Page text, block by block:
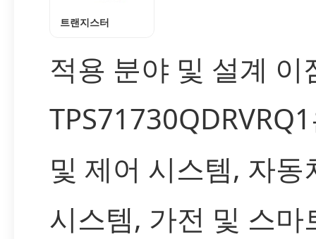
트랜지스터
적용 분야 및 설계 이
및 제어 시스템, 자
시스템, 가전 및 스